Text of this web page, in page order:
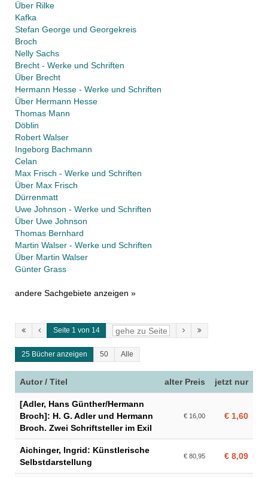
Über Rilke
Kafka
Stefan George und Georgekreis
Broch
Nelly Sachs
Brecht - Werke und Schriften
Über Brecht
Hermann Hesse - Werke und Schriften
Über Hermann Hesse
Thomas Mann
Döblin
Robert Walser
Ingeborg Bachmann
Celan
Max Frisch - Werke und Schriften
Über Max Frisch
Dürrenmatt
Uwe Johnson - Werke und Schriften
Über Uwe Johnson
Thomas Bernhard
Martin Walser - Werke und Schriften
Über Martin Walser
Günter Grass
andere Sachgebiete anzeigen »
Seite 1 von 14
25 Bücher anzeigen 50 Alle
Autor / Titel alter Preis jetzt nur
[Adler, Hans Günther/Hermann
Broch]: H. G. Adler und Hermann
Broch. Zwei Schriftsteller im Exil
€ 16,00 € 1,60
Aichinger, Ingrid: Künstlerische
Selbstdarstellung
€ 80,95 € 8,09